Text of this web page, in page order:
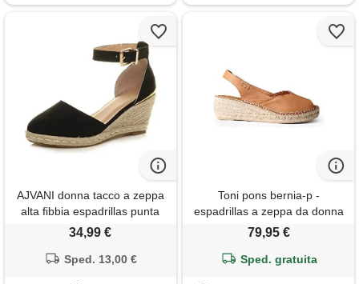
AJVANI donna tacco a zeppa
alta fibbia espadrillas punta
aperta sandali con plateau
34,99 €
Sped. 13,00 €
Toni pons bernia-p -
espadrillas a zeppa da donna
stile peep toe realizzata in
79,95 €
Sped. gratuita